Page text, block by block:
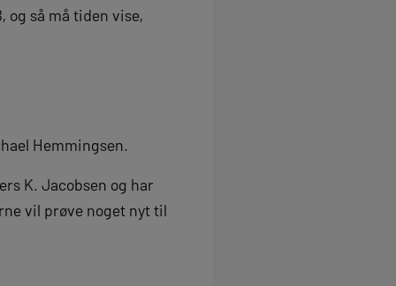
og så må tiden vise,
Hemmingsen.
K. Jacobsen og har
vil prøve noget nyt til